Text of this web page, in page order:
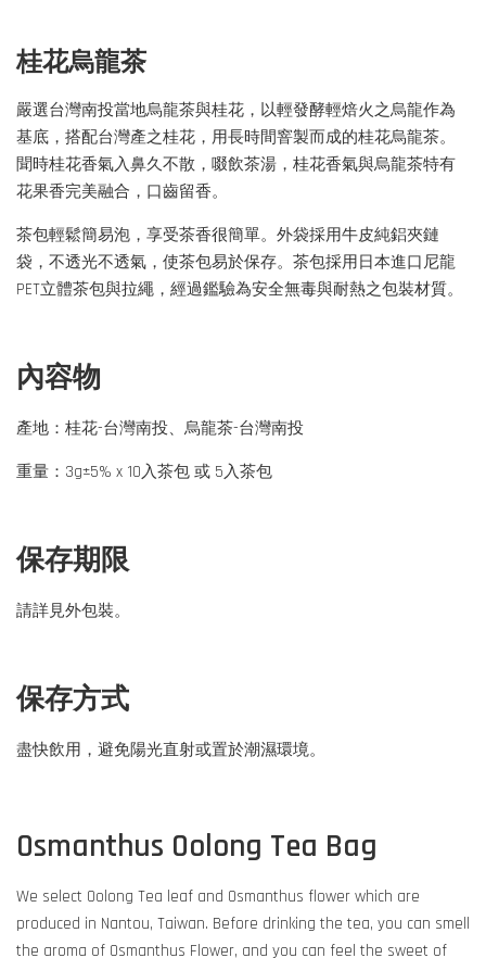
桂花烏龍茶
嚴選台灣南投當地烏龍茶與桂花，以輕發酵輕焙火之烏龍作為
基底，搭配台灣產之桂花，用長時間窨製而成的桂花烏龍茶。
聞時桂花香氣入鼻久不散，啜飲茶湯，桂花香氣與烏龍茶特有
花果香完美融合，口齒留香。
茶包輕鬆簡易泡，享受茶香很簡單。外袋採用牛皮純鋁夾鏈
袋，不透光不透氣，使茶包易於保存。茶包採用日本進口尼龍
PET立體茶包與拉繩，經過鑑驗為安全無毒與耐熱之包裝材質。
內容物
產地：桂花-台灣南投、烏龍茶-台灣南投
重量：3g±5% x 10入茶包 或 5入茶包
保存期限
請詳見外包裝。
保存方式
盡快飲用，避免陽光直射或置於潮濕環境。
Osmanthus Oolong Tea Bag
We select Oolong Tea leaf and Osmanthus flower which are
produced in Nantou, Taiwan. Before drinking the tea, you can smell
the aroma of Osmanthus Flower, and you can feel the sweet of